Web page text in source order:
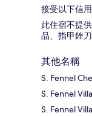
接受以下信
此住宿不提
品、指甲銼
其他名稱
S. Fennel
S. Fennel Villa
S. Fennel